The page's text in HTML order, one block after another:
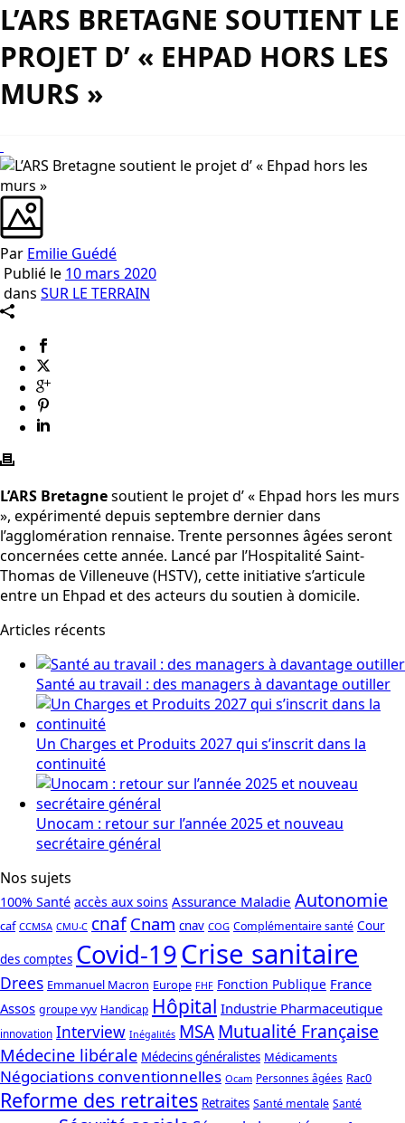
L’ARS BRETAGNE SOUTIENT LE
PROJET D’ « EHPAD HORS LES
MURS »
Par Emilie Guédé
Publié le 10 mars 2020
dans SUR LE TERRAIN
L’ARS Bretagnesoutient le projet d’ « Ehpad hors les murs
», expérimenté depuis septembre dernier dans
l’agglomération rennaise. Trente personnes âgées seront
concernées cette année. Lancé par l’Hospitalité Saint-
Thomas de Villeneuve (HSTV), cette initiative s’articule
entre un Ehpad et des acteurs du soutien à domicile.
Articles récents
Santé au travail : des managers à davantage outiller
Un Charges et Produits 2027 qui s’inscrit dans la
continuité
Unocam : retour sur l’année 2025 et nouveau
secrétaire général
Nos sujets
100% Santé accès aux soins Assurance Maladie Autonomie
caf CCMSA CMU-C cnaf Cnam cnav COG Complémentaire santé Cour
des comptes Covid-19Crise sanitaire
Drees Emmanuel Macron Europe FHF Fonction Publique France
Assos groupe vyv Handicap Hôpital Industrie Pharmaceutique
innovation Interview Inégalités MSAMutualité Française
Médecine libérale Médecins généralistes Médicaments
Négociations conventionnelles Ocam Personnes âgées Rac0
Reforme des retraites Retraites Santé mentale Santé